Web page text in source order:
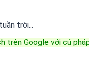
trời...
trên Google với cú